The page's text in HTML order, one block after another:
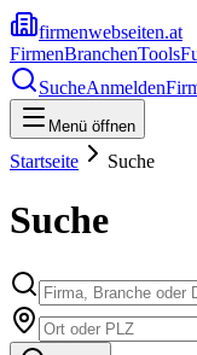
firmenwebseiten.at
FirmenBranchenTools
SucheAnmelden
Menü öffnen
Startseite Suche
Suche